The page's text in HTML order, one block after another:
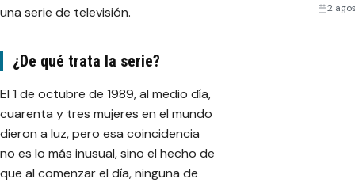
una serie de televisión.
¿De qué trata la serie?
El 1 de octubre de 1989, al medio día,
cuarenta y tres mujeres en el mundo
dieron a luz, pero esa coincidencia
no es lo más inusual, sino el hecho de
que al comenzar el día, ninguna de
2